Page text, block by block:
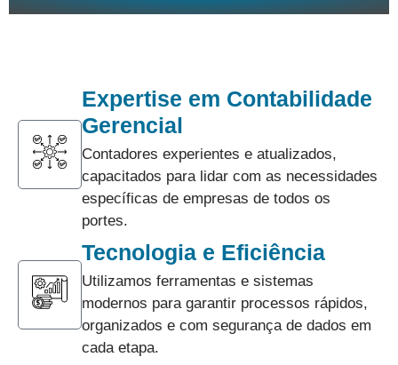
Expertise em Contabilidade
Gerencial
Contadores experientes e atualizados,
capacitados para lidar com as necessidades
específicas de empresas de todos os
portes.
Tecnologia e Eficiência
Utilizamos ferramentas e sistemas
modernos para garantir processos rápidos,
organizados e com segurança de dados em
cada etapa.